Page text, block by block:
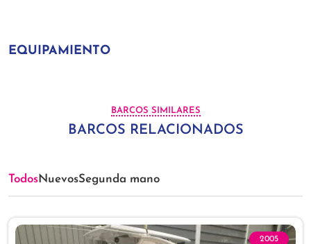
EQUIPAMIENTO
BARCOS SIMILARES
BARCOS RELACIONADOS
TodosNuevosSegunda mano
2005